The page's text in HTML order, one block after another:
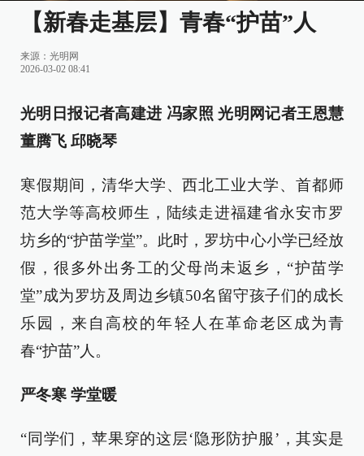
【新春走基层】青春“护苗”人
来源： 光明网
2026-03-02 08:41
光明日报记者高建进 冯家照 光明网记者王恩慧
董腾飞 邱晓琴
寒假期间，清华大学、西北工业大学、首都师
范大学等高校师生，陆续走进福建省永安市罗
坊乡的“护苗学堂”。此时，罗坊中心小学已经放
假，很多外出务工的父母尚未返乡，“护苗学
堂”成为罗坊及周边乡镇50名留守孩子们的成长
乐园，来自高校的年轻人在革命老区成为青
春“护苗”人。
严冬寒 学堂暖
“同学们，苹果穿的这层‘隐形防护服’，其实是